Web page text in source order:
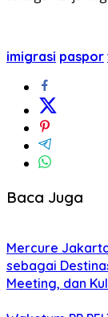
imigrasi paspor
Baca Juga
Mercure
sebagai
Meeting, dan